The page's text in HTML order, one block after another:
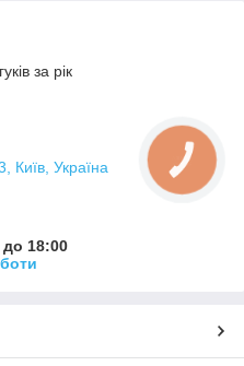
за рік
Київ, Україна
до 18:00
КНОПКА
ЗВ'ЯЗКУ